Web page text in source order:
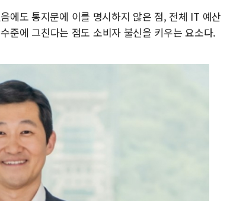
에도 통지문에 이를 명시하지 않은 점, 전체 IT 예산
준에 그친다는 점도 소비자 불신을 키우는 요소다.